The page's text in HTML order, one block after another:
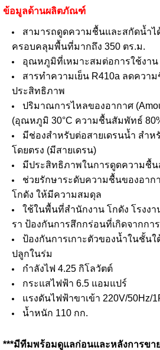
ข้อมูลด้านผลิตภัณฑ์
สามารถดูดความชื้นและสกัดน้ำไ
ครอบคลุมพื้นที่มากถึง 350 ตร.ม.
อุณหภูมิที่เหมาะสมต่อการใช้งาน
สารทำความเย็น R410a ลดควา
ประสิทธิภาพ
ปริมาณการไหลของอากาศ
(อุณหภูมิ 30°C ความชื้นสัมพัทธ์
มีช่องสำหรับต่อสายเดรนน้ำ สำห
โดยตรง (มีสายเดรน)
มีประสิทธิภาพในการดูดความชื้น
ช่วยรักษาระดับความชื้นของอาก
โกดัง ให้มีความสมดุล
ใช้ในพื้นที่สำนักงาน โกดัง โรงงา
รา ป้องกันการสึกกร่อนที่เกิดจากกา
ป้องกันการเกาะตัวของน้ำในชั้นใ
ปลูกในร่ม
กำลังไฟ 4.25 กิโลวัตต์
กระแสไฟฟ้า 6.5 แอมแปร์
แรงดันไฟฟ้าขาเข้า 220V/50Hz/
น้ำหนัก 110 กก.
***มีทีมพร้อมดูแลก่อนและหลังการขา